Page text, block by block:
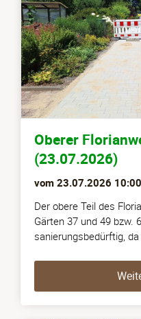
Oberer
(23.07.2026)
vom 23.07.2026 10:00
Der obere Teil des
Gärten 37 und 49 bzw.
sanierungsbedürftig,